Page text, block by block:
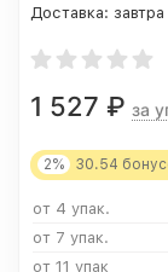
Доставка:
1 527 ₽ за
2% 30.54
от 4 упак.
от 7 упак.
от 11 упак